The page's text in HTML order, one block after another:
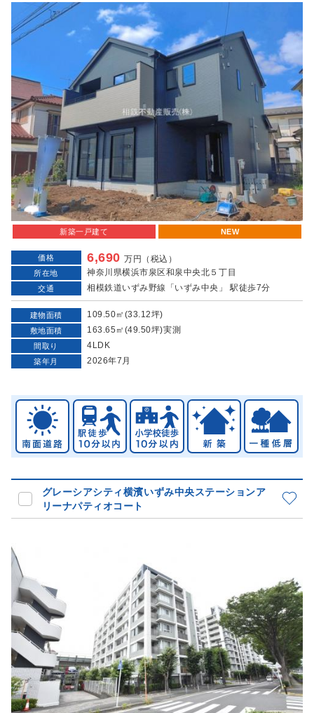
新築一戸建て NEW
価格 6,690万円（税込）
所在地 神奈川県横浜市泉区和泉中央北５丁目
交通 相模鉄道いずみ野線「いずみ中央」 駅徒歩7分
建物面積 109.50㎡(33.12坪)
敷地面積 163.65㎡(49.50坪)実測
間取り 4LDK
築年月 2026年7月
グレーシアシティ横濱いずみ中央ステーションア
リーナパティオコート